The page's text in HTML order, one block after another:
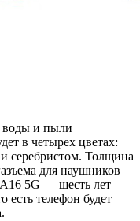
воды и пыли
в четырех цветах:
серебристом. Толщина
для наушников
5G — шесть лет
есть телефон будет